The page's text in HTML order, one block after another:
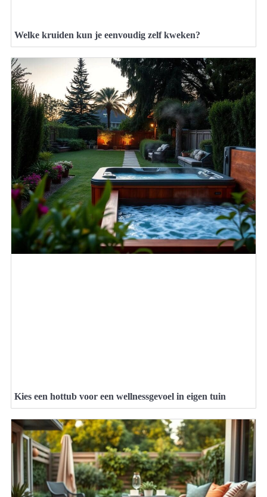
Welke kruiden kun je eenvoudig zelf kweken?
Kies een hottub voor een wellnessgevoel in eigen tuin